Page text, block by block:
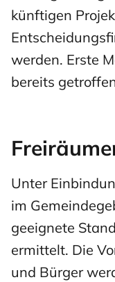
künftigen
werden. Erste
bereits
Unter
im
geeignete
ermittelt. Die
und Bürger